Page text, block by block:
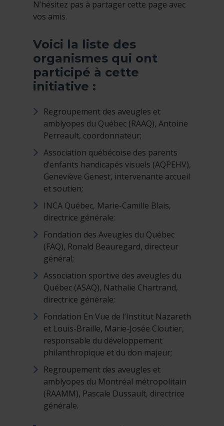
N’hésitez pas à partager cette page avec
vos amis.
Voici la liste des
organismes qui ont
participé à cette
initiative :
Regroupement des aveugles et
amblyopes du Québec (RAAQ), Antoine
Perreault, coordonnateur;
Association québécoise des parents
d’enfants handicapés visuels (AQPEHV),
Geneviève Genest, intervenante accueil
et soutien;
INCA Québec, Marie-Camille Blais,
directrice générale;
Fondation des Aveugles du Québec
(FAQ), Ronald Beauregard, directeur
général;
Association sportive des aveugles du
Québec (ASAQ), Nathalie Chartrand,
directrice générale;
Fondation En Vue de l’Institut Nazareth
et Louis-Braille, Marie-Josée Cloutier,
responsable du développement
philanthropique et du don majeur;
Regroupement des aveugles et
amblyopes du Montréal métropolitain
(RAAMM), Pascale Dussault, directrice
générale.